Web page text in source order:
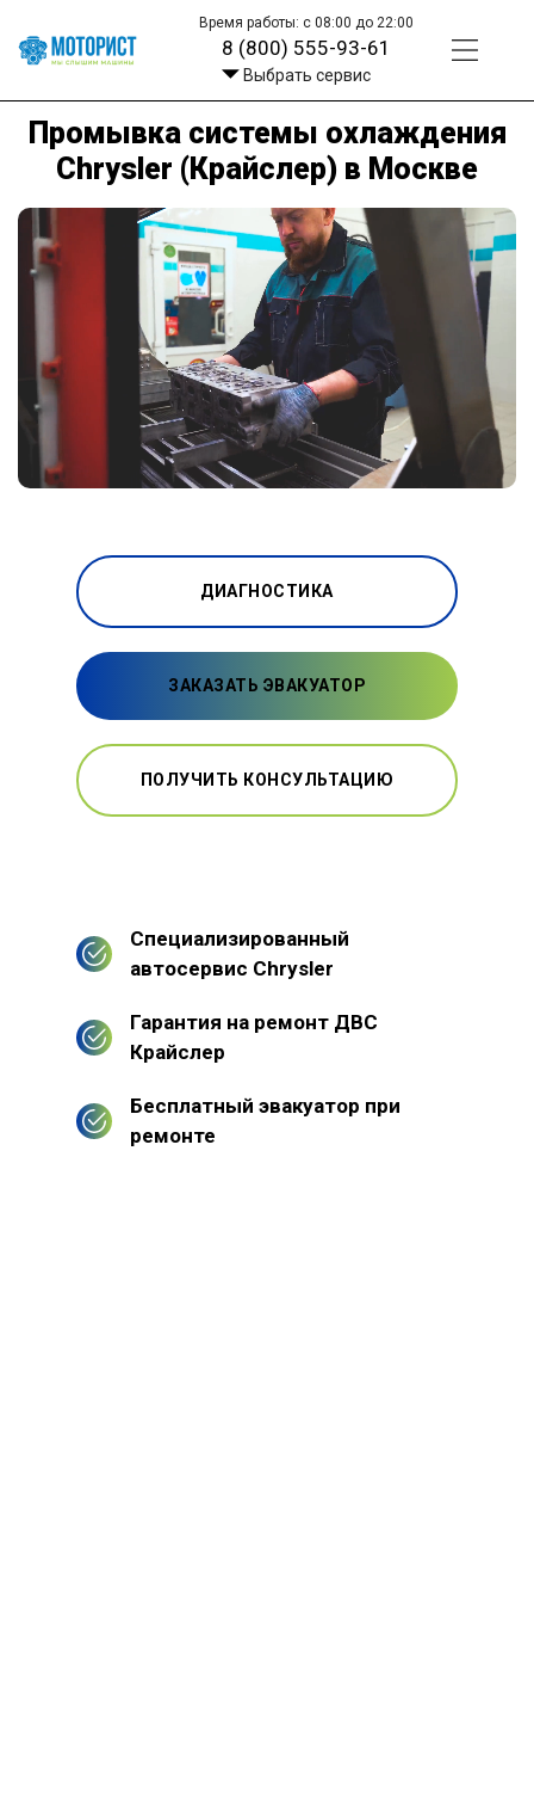
Время работы: с 08:00 до 22:00
8 (800) 555-93-61
Выбрать сервис
Промывка системы охлаждения
Chrysler (Крайслер) в Москве
ДИАГНОСТИКА
ЗАКАЗАТЬ ЭВАКУАТОР
ПОЛУЧИТЬ КОНСУЛЬТАЦИЮ
Специализированный
автосервис Chrysler
Гарантия на ремонт ДВС
Крайслер
Бесплатный эвакуатор при
ремонте